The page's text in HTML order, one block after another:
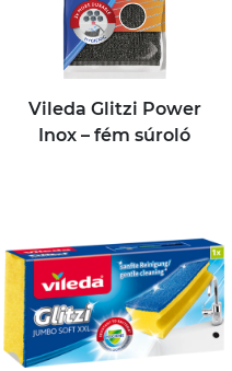
Vileda Glitzi Power
Inox – fém súroló